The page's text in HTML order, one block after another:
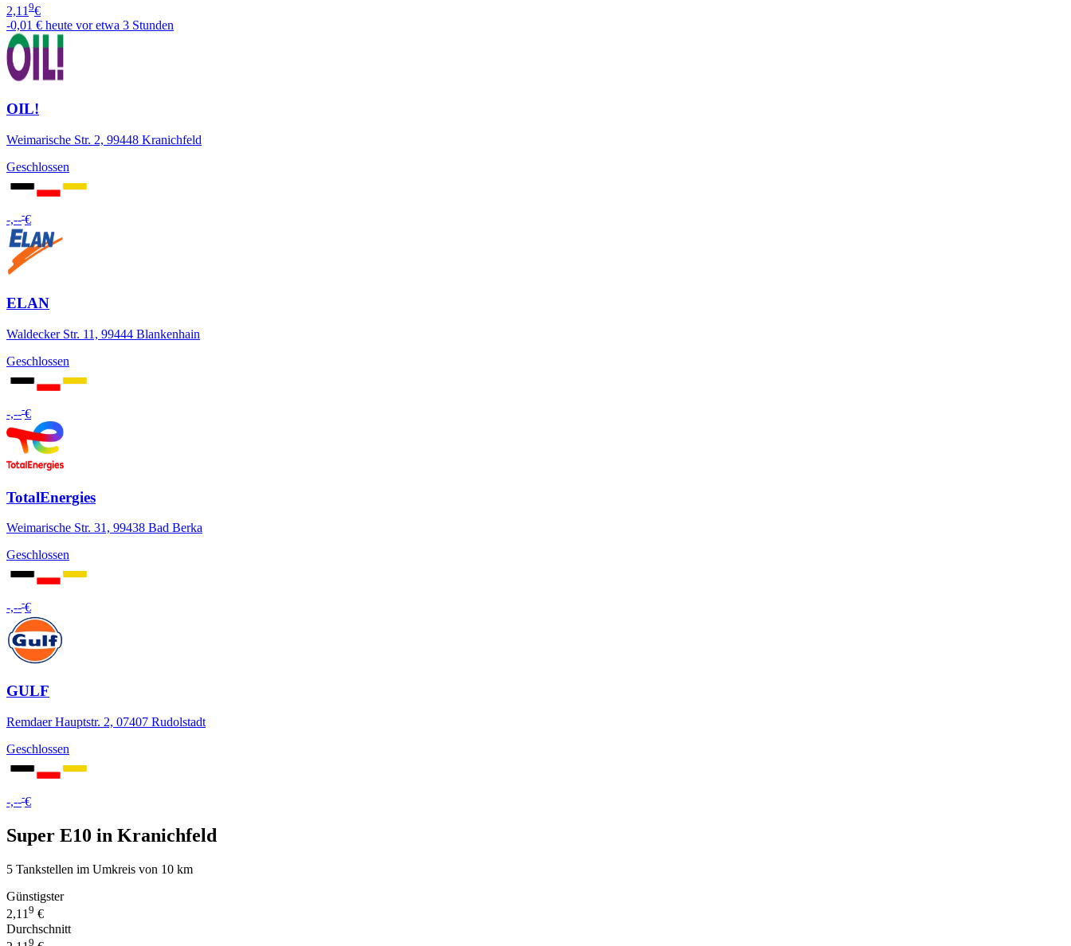
2,11 9€
-0,01 € heute vor etwa 3 Stunden
OIL!
Weimarische Str. 2, 99448 Kranichfeld
Geschlossen
-,---€
ELAN
Waldecker Str. 11, 99444 Blankenhain
Geschlossen
-,---€
TotalEnergies
Weimarische Str. 31, 99438 Bad Berka
Geschlossen
-,---€
GULF
Remdaer Hauptstr. 2, 07407 Rudolstadt
Geschlossen
-,---€
Super E10 in Kranichfeld
5 Tankstellen im Umkreis von 10 km
Günstigster
2,119 €
Durchschnitt
9